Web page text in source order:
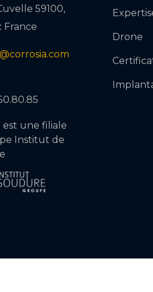
59100,
France
est une filiale
Institut de
Drone